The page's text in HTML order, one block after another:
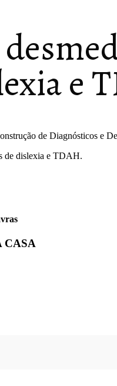
e
de Diagnósticos e
de dislexia e TDAH.
CASA